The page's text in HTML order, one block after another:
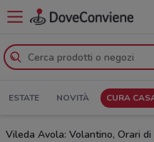
ESTATE NOVITÀ CURA
Vileda Avola: Volantino, Orari